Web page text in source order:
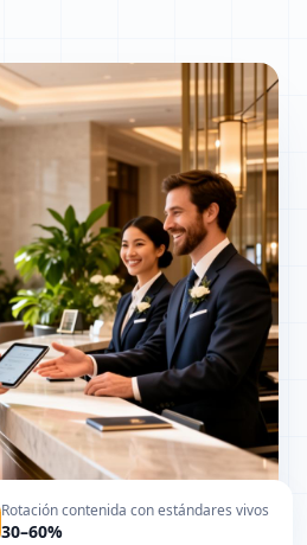
Rotación contenida con estándares vivos
30–60%